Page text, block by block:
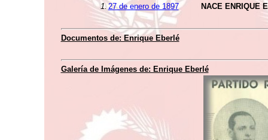
1.27 de enero de 1897 NACE ENRIQUE
Documentos de: Enrique Eberlé
Galería de Imágenes de: Enrique Eberlé